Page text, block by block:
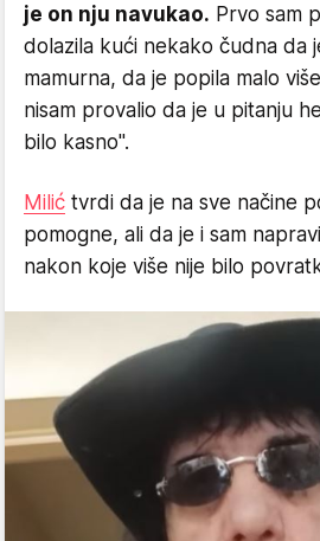
je on nju navukao. Prvo sam
dolazila kući nekako čudna da
mamurna, da je popila malo
nisam provalio da je u pitanju
bilo kasno".
Milić tvrdi da je na sve načine
pomogne, ali da je i sam
nakon koje više nije bilo